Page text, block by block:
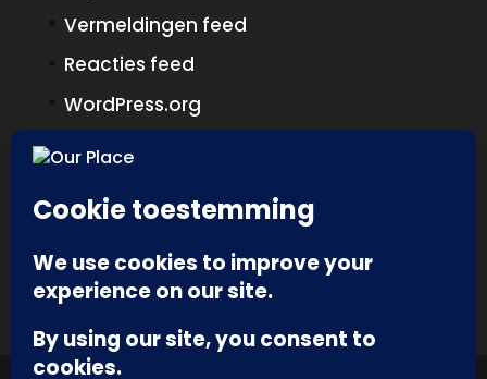
Vermeldingen feed
Reacties feed
WordPress.org